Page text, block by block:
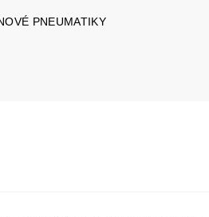
PNEUMATIKY